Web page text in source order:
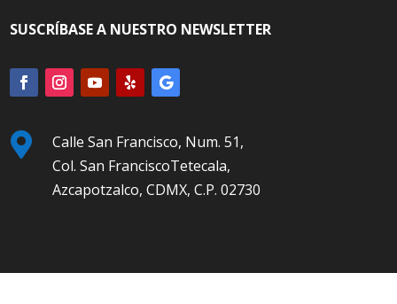
SUSCRÍBASE A NUESTRO NEWSLETTER

Calle San Francisco, Num. 51,
Col. San FranciscoTetecala,
Azcapotzalco, CDMX, C.P. 02730